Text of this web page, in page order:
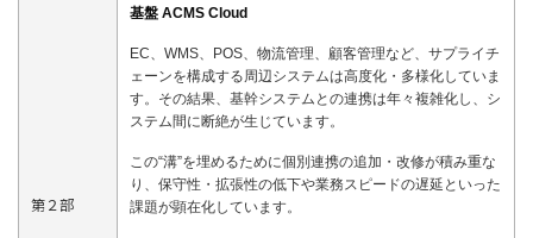
第２部
基盤 ACMS Cloud
EC、WMS、POS、物流管理、顧客管理など、サプライチ
ェーンを構成する周辺システムは高度化・多様化していま
す。その結果、基幹システムとの連携は年々複雑化し、シ
ステム間に断絶が生じています。
この“溝”を埋めるために個別連携の追加・改修が積み重な
り、保守性・拡張性の低下や業務スピードの遅延といった
課題が顕在化しています。